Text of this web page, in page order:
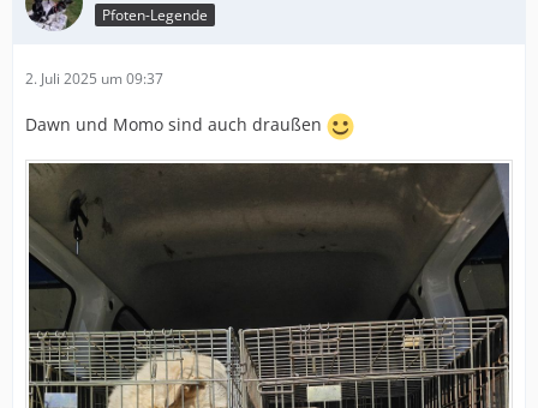
Pfoten-Legende
2. Juli 2025 um 09:37
Dawn und Momo sind auch draußen